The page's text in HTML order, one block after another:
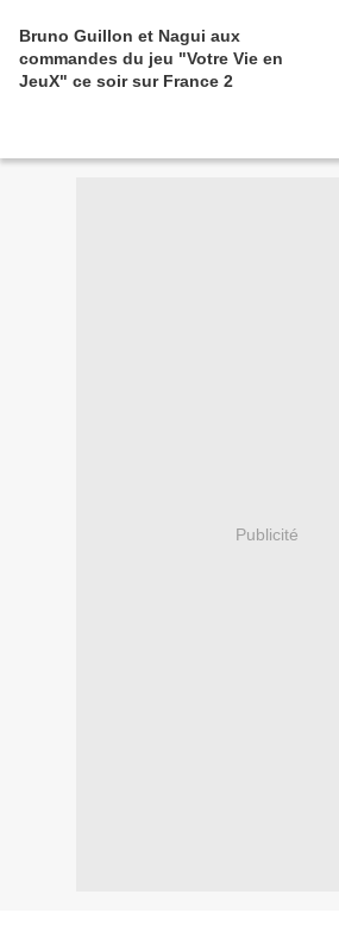
Bruno Guillon et Nagui aux
commandes du jeu "Votre Vie en
JeuX" ce soir sur France 2
Publicité